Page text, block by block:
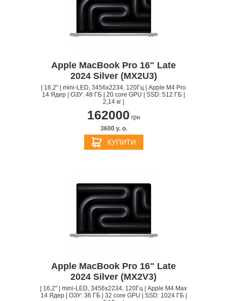
Apple MacBook Pro 16" Late
2024 Silver (MX2U3)
| 16,2" | mini-LED, 3456x2234, 120Гц | Apple M4 Pro
14 Ядер | ОЗУ: 48 ГБ | 20 core GPU | SSD: 512 ГБ |
2,14 кг |
162000 грн
3600 y. о.
КУПИТИ
Apple MacBook Pro 16" Late
2024 Silver (MX2V3)
| 16,2" | mini-LED, 3456x2234, 120Гц | Apple M4 Max
14 Ядер | ОЗУ: 36 ГБ | 32 core GPU | SSD: 1024 ГБ |